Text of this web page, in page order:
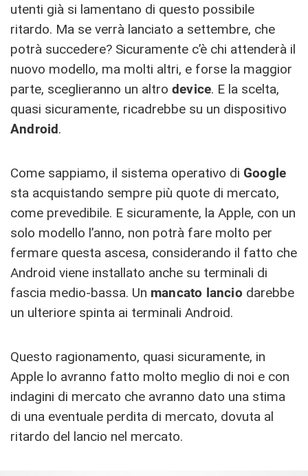
utenti già si lamentano di questo possibile
ritardo. Ma se verrà lanciato a settembre, che
potrà succedere? Sicuramente c’è chi attenderà il
nuovo modello, ma molti altri, e forse la maggior
parte, sceglieranno un altro device. E la scelta,
quasi sicuramente, ricadrebbe su un dispositivo
Android.
Come sappiamo, il sistema operativo di Google
sta acquistando sempre più quote di mercato,
come prevedibile. E sicuramente, la Apple, con un
solo modello l’anno, non potrà fare molto per
fermare questa ascesa, considerando il fatto che
Android viene installato anche su terminali di
fascia medio-bassa. Un mancato lancio darebbe
un ulteriore spinta ai terminali Android.
Questo ragionamento, quasi sicuramente, in
Apple lo avranno fatto molto meglio di noi e con
indagini di mercato che avranno dato una stima
di una eventuale perdita di mercato, dovuta al
ritardo del lancio nel mercato.